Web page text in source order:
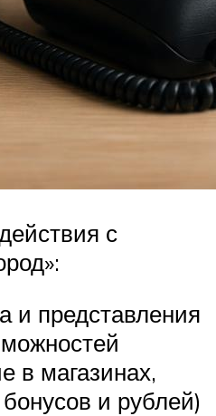
с
и представления
в магазинах,
и рублей)